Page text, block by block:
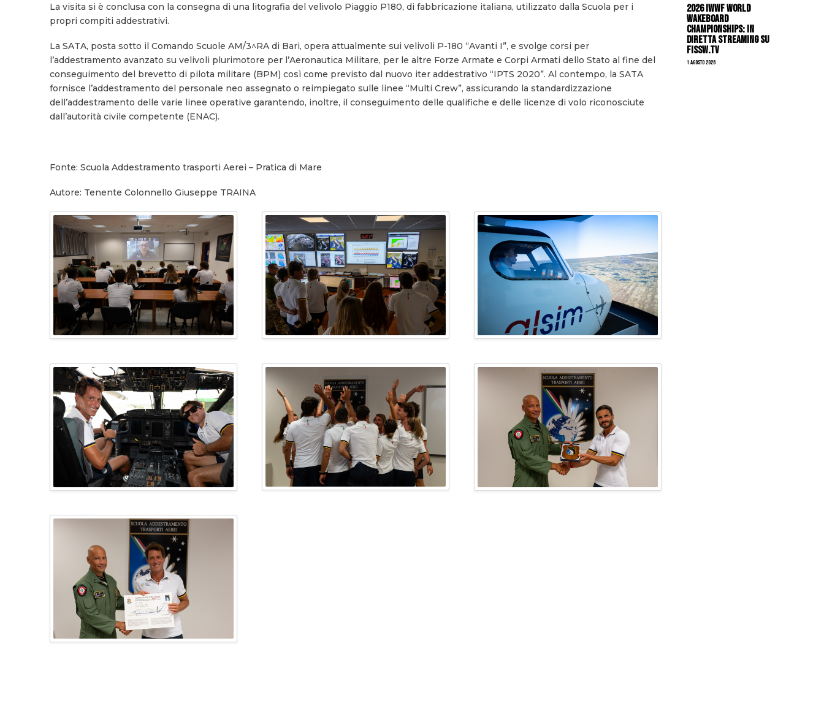
La visita si è conclusa con la consegna di una litografia del velivolo Piaggio P180, di fabbricazione italiana, utilizzato dalla Scuola per i
propri compiti addestrativi.
La SATA, posta sotto il Comando Scuole AM/3^RA di Bari, opera attualmente sui velivoli P-180 “Avanti I”, e svolge corsi per
l’addestramento avanzato su velivoli plurimotore per l’Aeronautica Militare, per le altre Forze Armate e Corpi Armati dello Stato al fine del
conseguimento del brevetto di pilota militare (BPM) così come previsto dal nuovo iter addestrativo “IPTS 2020”. Al contempo, la SATA
fornisce l’addestramento del personale neo assegnato o reimpiegato sulle linee “Multi Crew”, assicurando la standardizzazione
dell’addestramento delle varie linee operative garantendo, inoltre, il conseguimento delle qualifiche e delle licenze di volo riconosciute
dall’autorità civile competente (ENAC).
Fonte: Scuola Addestramento trasporti Aerei – Pratica di Mare
Autore: Tenente Colonnello Giuseppe TRAINA
2026 IWWF WORLD
WAKEBOARD
CHAMPIONSHIPS: IN
DIRETTA STREAMING SU
FISSW.TV
1 Agosto 2026